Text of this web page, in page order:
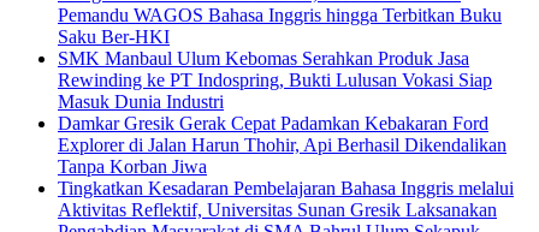
Pemandu WAGOS Bahasa Inggris hingga Terbitkan Buku
Saku Ber-HKI
SMK Manbaul Ulum Kebomas Serahkan Produk Jasa
Rewinding ke PT Indospring, Bukti Lulusan Vokasi Siap
Masuk Dunia Industri
Damkar Gresik Gerak Cepat Padamkan Kebakaran Ford
Explorer di Jalan Harun Thohir, Api Berhasil Dikendalikan
Tanpa Korban Jiwa
Tingkatkan Kesadaran Pembelajaran Bahasa Inggris melalui
Aktivitas Reflektif, Universitas Sunan Gresik Laksanakan